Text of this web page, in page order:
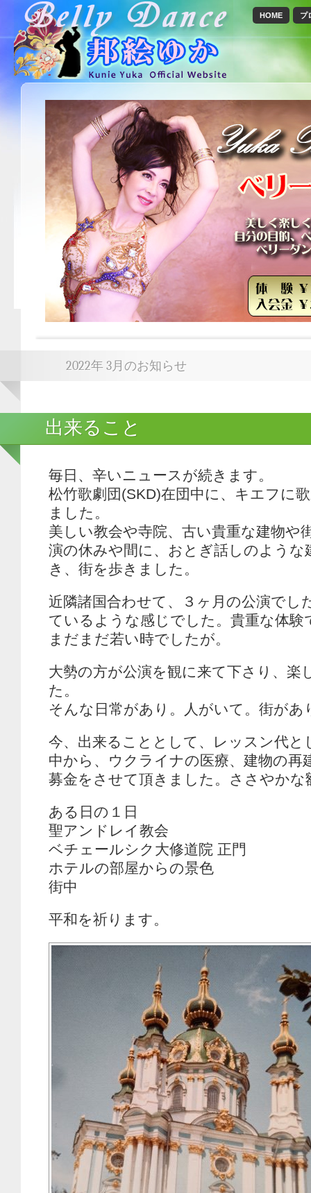
プ
HOME
2022年 3月のお知らせ
出来ること
毎日、辛いニュースが続きます。
松竹歌劇団(SKD)在団中に、キエフに
ました。
美しい教会や寺院、古い貴重な建物や
演の休みや間に、おとぎ話しのような
き、街を歩きました。
近隣諸国合わせて、３ヶ月の公演でし
ているような感じでした。貴重な体験
まだまだ若い時でしたが。
大勢の方が公演を観に来て下さり、楽
た。
そんな日常があり。人がいて。街があ
今、出来ることとして、レッスン代と
中から、ウクライナの医療、建物の再
募金をさせて頂きました。ささやかな
ある日の１日
聖アンドレイ教会
ベチェールシク大修道院 正門
ホテルの部屋からの景色
街中
平和を祈ります。